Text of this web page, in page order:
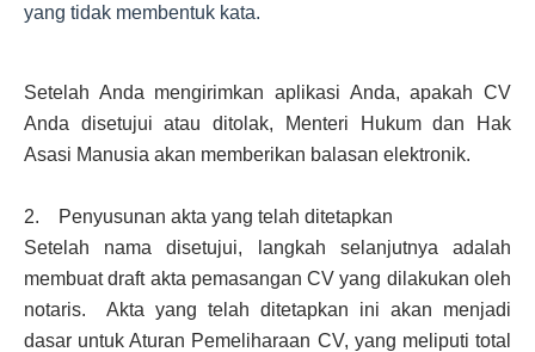
yang tidak membentuk kata.
Setelah Anda mengirimkan aplikasi Anda, apakah CV
Anda disetujui atau ditolak, Menteri Hukum dan Hak
Asasi Manusia akan memberikan balasan elektronik.
2. Penyusunan akta yang telah ditetapkan
Setelah nama disetujui, langkah selanjutnya adalah
membuat draft akta pemasangan CV yang dilakukan oleh
notaris. Akta yang telah ditetapkan ini akan menjadi
dasar untuk Aturan Pemeliharaan CV, yang meliputi total